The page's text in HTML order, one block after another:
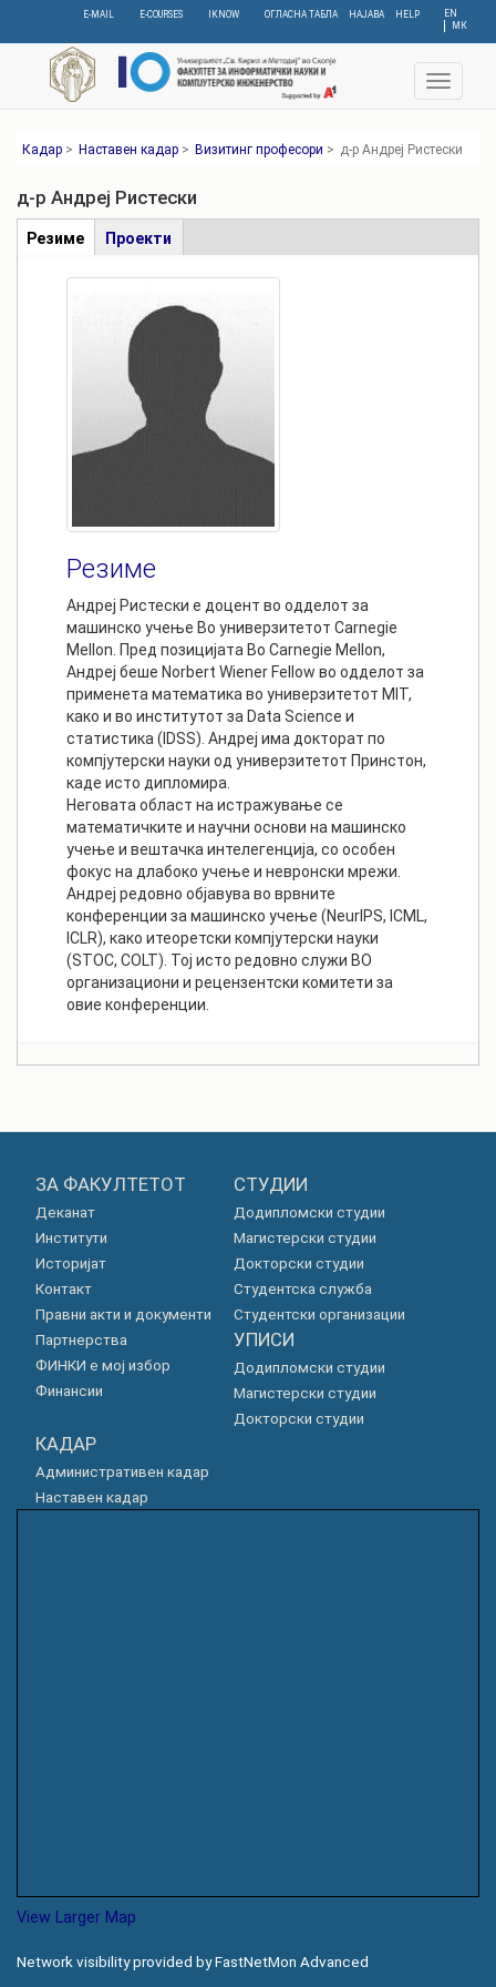
content
EN
МК
E-MAIL E-COURSES IKNOW ОГЛАСНА ТАБЛА НАЈАВА HELP
Toggle
Кадар > Наставен кадар > Визитинг професори > д-р Андреј Ристески
д-р Андреј Ристески
Табови
Резиме (active
tab)
Проекти
Резиме
Андреј Ристески е доцент во одделот за
машинско учење Bo универзитетот Carnegie
Mellon. Пред позицијата Bo Carnegie Mellon,
Андреј беше Norbert Wiener Fellow во одделот за
применета математика во универзитетот MIT,
како и во институтот за Data Science и
статистика (IDSS). Андреј има докторат по
компјутерски науки од универзитетот Принстон,
каде исто дипломира.
Неговата област на истражување се
математичките и научни основи на машинско
учење и вештачка интелегенција, со особен
фокус на длабоко учење и невронски мрежи.
Андреј редовно објавува во врвните
конференции за машинско учење (NeurIPS, ICML,
ICLR), како итеоретски компјутерски науки
(STOC, COLT). Тој исто редовно служи BO
организациони и рецензентски комитети за
овие конференции.
ЗА ФАКУЛТЕТОТ
Деканат
Институти
Историјат
Контакт
Правни акти и документи
Партнерства
ФИНКИ е мој избор
Финансии
СТУДИИ
Додипломски студии
Магистерски студии
Докторски студии
Студентска служба
Студентски организации
УПИСИ
Додипломски студии
Магистерски студии
Докторски студии
КАДАР
Административен кадар
Наставен кадар
View Larger Map
Network visibility provided by FastNetMon Advanced